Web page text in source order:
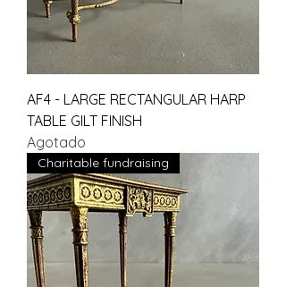
AF4 - LARGE RECTANGULAR HARP
TABLE GILT FINISH
Agotado
Charitable fundraising